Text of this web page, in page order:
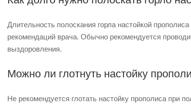
Длительность полоскания горла настойкой
рекомендаций врача. Обычно рекомендуется
выздоровления.
Можно ли глотнуть настойку
Не рекомендуется глотать настойку прополиса при